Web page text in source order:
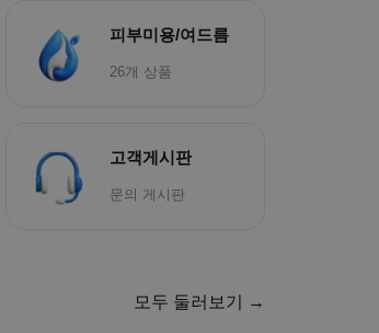
피부미용/여드름
26개 상품
고객게시판
문의 게시판
모두 둘러보기 →